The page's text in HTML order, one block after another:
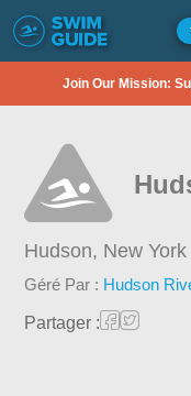
Join Our Mission:
Hudson, New York
Géré Par : Hudson
Partager :